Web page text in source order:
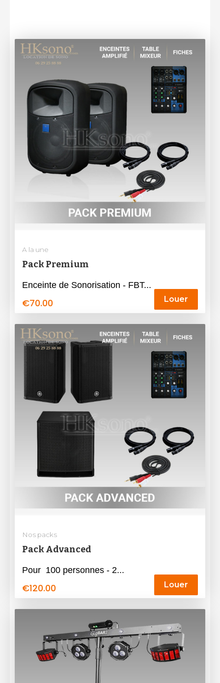
A la une
Pack Premium
Enceinte de Sonorisation - FBT...
€70.00 Louer
Nos packs
Pack Advanced
Pour 100 personnes - 2...
€120.00 Louer